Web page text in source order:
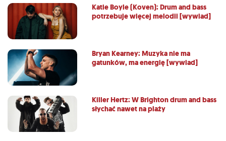
Katie Boyle (Koven): Drum and bass
potrzebuje więcej melodii [wywiad]
Bryan Kearney: Muzyka nie ma
gatunków, ma energię [wywiad]
Killer Hertz: W Brighton drum and bass
słychać nawet na plaży